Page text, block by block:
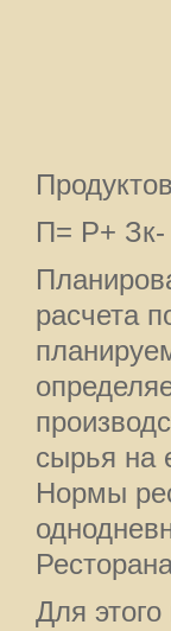
П= Р+ Зк-
расчета
сырья на
Нормы
Для